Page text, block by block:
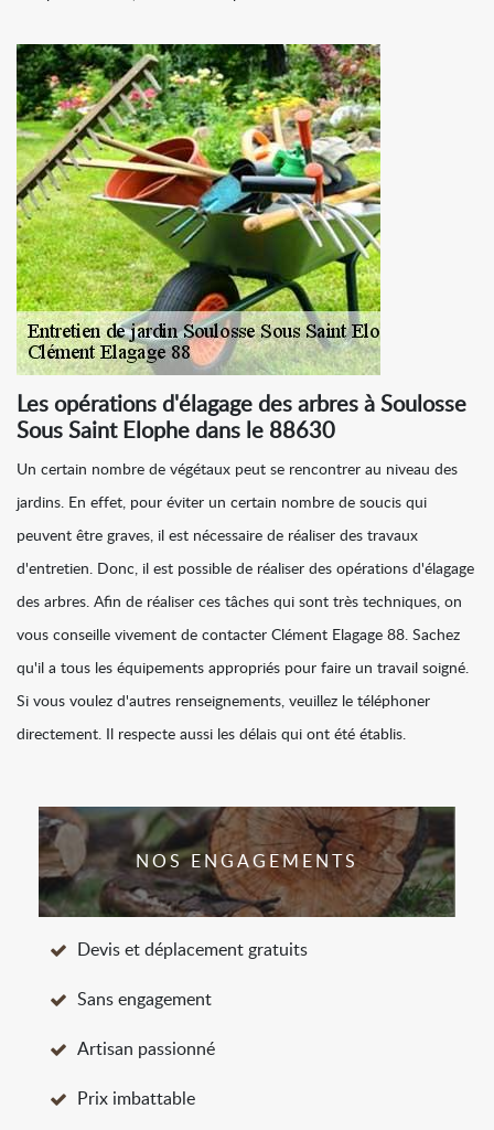
Les opérations d'élagage des arbres à Soulosse
Sous Saint Elophe dans le 88630
Un certain nombre de végétaux peut se rencontrer au niveau des
jardins. En effet, pour éviter un certain nombre de soucis qui
peuvent être graves, il est nécessaire de réaliser des travaux
d'entretien. Donc, il est possible de réaliser des opérations d'élagage
des arbres. Afin de réaliser ces tâches qui sont très techniques, on
vous conseille vivement de contacter Clément Elagage 88. Sachez
qu'il a tous les équipements appropriés pour faire un travail soigné.
Si vous voulez d'autres renseignements, veuillez le téléphoner
directement. Il respecte aussi les délais qui ont été établis.
NOS ENGAGEMENTS
Devis et déplacement gratuits
Sans engagement
Artisan passionné
Prix imbattable